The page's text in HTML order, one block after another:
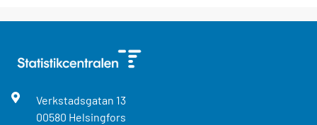
Verkstadsgatan 13
00580 Helsingfors